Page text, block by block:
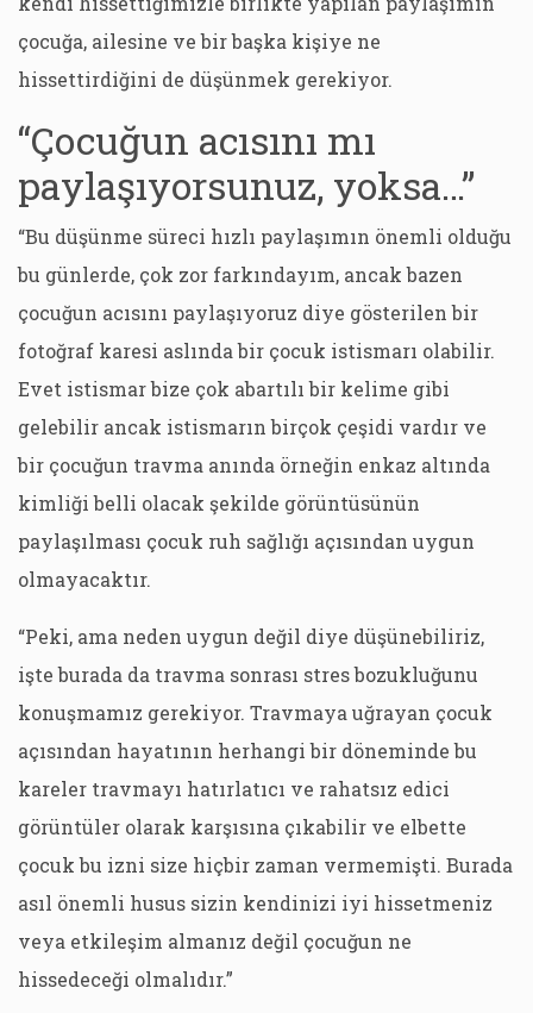
çocuğa, ailesine ve bir başka kişiye ne
hissettirdiğini de düşünmek gerekiyor.
“Çocuğun acısını mı
paylaşıyorsunuz, yoksa…”
“Bu düşünme süreci hızlı paylaşımın önemli olduğu
bu günlerde, çok zor farkındayım, ancak bazen
çocuğun acısını paylaşıyoruz diye gösterilen bir
fotoğraf karesi aslında bir çocuk istismarı olabilir.
Evet istismar bize çok abartılı bir kelime gibi
gelebilir ancak istismarın birçok çeşidi vardır ve
bir çocuğun travma anında örneğin enkaz altında
kimliği belli olacak şekilde görüntüsünün
paylaşılması çocuk ruh sağlığı açısından uygun
olmayacaktır.
“Peki, ama neden uygun değil diye düşünebiliriz,
işte burada da travma sonrası stres bozukluğunu
konuşmamız gerekiyor. Travmaya uğrayan çocuk
açısından hayatının herhangi bir döneminde bu
kareler travmayı hatırlatıcı ve rahatsız edici
görüntüler olarak karşısına çıkabilir ve elbette
çocuk bu izni size hiçbir zaman vermemişti. Burada
asıl önemli husus sizin kendinizi iyi hissetmeniz
veya etkileşim almanız değil çocuğun ne
hissedeceği olmalıdır.”